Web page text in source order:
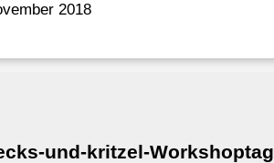
2018
und-kritzel-Workshoptag